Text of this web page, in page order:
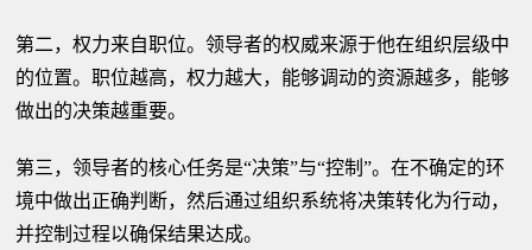
第二，权力来自职位。领导者的权威来源于他在组织层级中
的位置。职位越高，权力越大，能够调动的资源越多，能够
做出的决策越重要。
第三，领导者的核心任务是“决策”与“控制”。在不确定的环
境中做出正确判断，然后通过组织系统将决策转化为行动，
并控制过程以确保结果达成。